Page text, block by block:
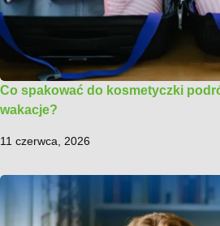
Co spakować do kosmetyczki
wakacje?
11 czerwca, 2026